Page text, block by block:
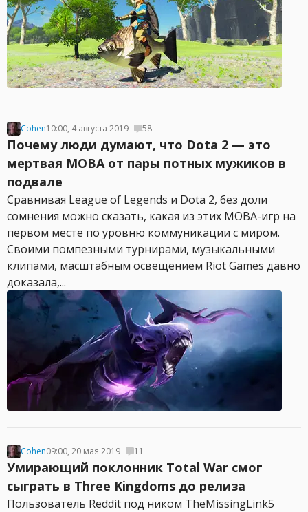
Cohen10:00, 4 августа 2019 58
Почему люди думают, что Dota 2 — это
мертвая MOBA от пары потных мужиков в
подвале
Сравнивая League of Legends и Dota 2, без доли
сомнения можно сказать, какая из этих MOBA-игр на
первом месте по уровню коммуникации с миром.
Своими помпезными турнирами, музыкальными
клипами, масштабным освещением Riot Games давно
доказала,...
Cohen09:00, 20 мая 2019 11
Умирающий поклонник Total War смог
сыграть в Three Kingdoms до релиза
Пользователь Reddit под ником TheMissingLink5